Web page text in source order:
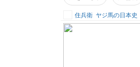
住兵衛 ヤジ馬の日本史